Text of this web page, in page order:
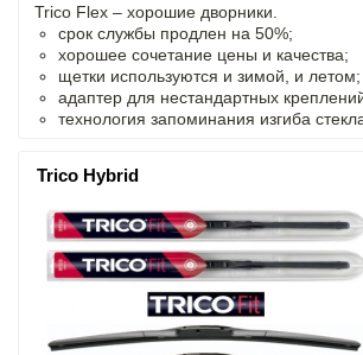
Trico Flex – хорошие дворники.
срок службы продлен на 50%;
хорошее сочетание цены и качества;
щетки используются и зимой, и летом;
адаптер для нестандартных
технология запоминания изгиба
Trico Hybrid